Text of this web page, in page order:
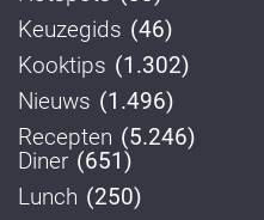
Keuzegids (46)
Kooktips (1.302)
Nieuws (1.496)
Recepten (5.246)
Diner (651)
Lunch (250)